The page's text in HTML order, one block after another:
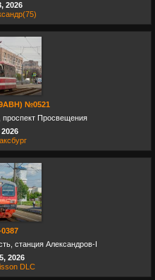
2026
№0521
проспект Просвещения
станция Александров-I
2026
DLC